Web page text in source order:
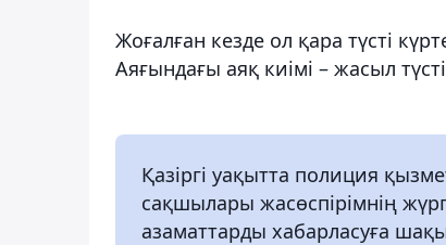
Жоғалған кезде ол қара түсті
Аяғындағы аяқ киімі – жасыл
Қазіргі уақытта полиция
сақшылары жасөспірімнің
азаматтарды хабарласуға